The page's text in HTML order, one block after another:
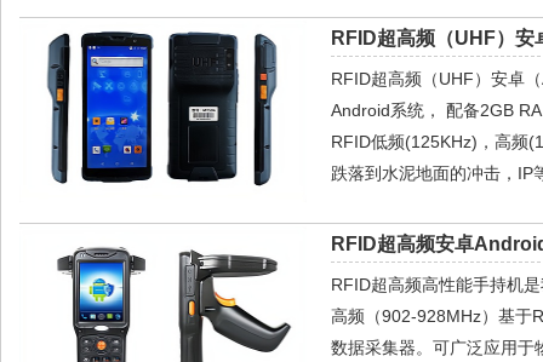
RFID超高频（UHF）
RFID超高频（UHF）安卓
Android系统， 配备2GB
RFID低频(125KHz)，高频
跌落到水泥地面的冲击，IP
RFID超高频安卓
RFID超高频高性能手持机
高频（902-928MHz）基于
数据采集器。可广泛应用于